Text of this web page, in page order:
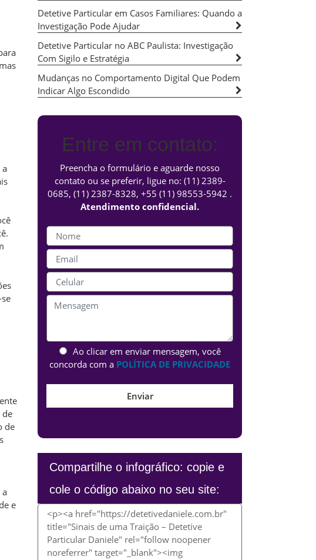
a
de
de
a
e
Detetive Particular em Casos Familiares: Quando a
Investigação Pode Ajudar
Detetive Particular no ABC Paulista: Investigação
Com Sigilo e Estratégia
Mudanças no Comportamento Digital Que Podem
Indicar Algo Escondido
Entre em contato:
Preencha o formulário e aguarde nosso
contato ou se preferir, ligue no: (11) 2389-
0685, (11) 2387-8328, +55 (11) 98553-5942 .
Atendimento confidencial.
Ao clicar em enviar mensagem, você
concorda com a POLÍTICA DE PRIVACIDADE
Compartilhe o infográfico: copie e
cole o código abaixo no seu site: